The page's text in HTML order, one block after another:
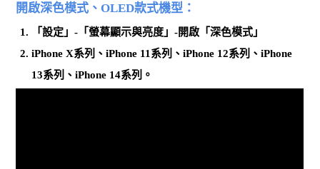
開啟深色模式、OLED款式機型：
「設定」-「螢幕顯示與亮度」-開啟「深色模式」
iPhone X系列、iPhone 11系列、iPhone 12系列、iPhone
13系列、iPhone 14系列。